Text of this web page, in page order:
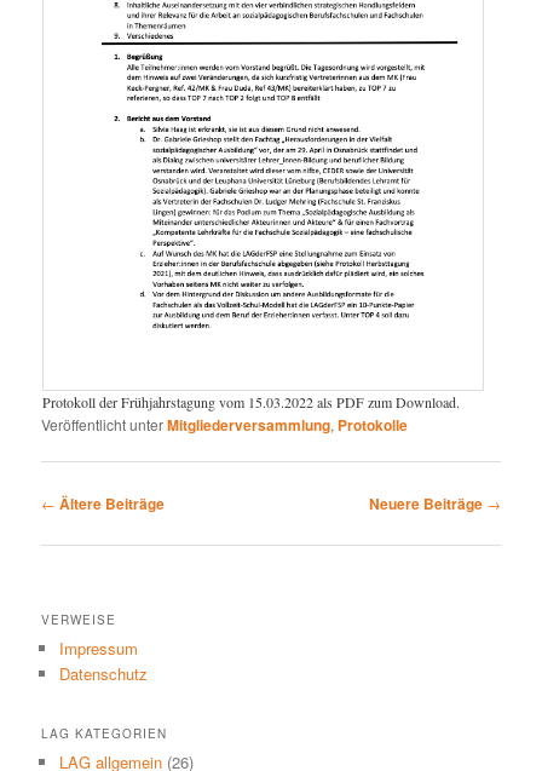
Protokoll der Frühjahrstagung vom 15.03.2022 als PDF zum Download.
Veröffentlicht unterMitgliederversammlung, Protokolle
Beitragsnavigation
← Ältere Beiträge Neuere Beiträge →
VERWEISE
Impressum
Datenschutz
LAG KATEGORIEN
LAG allgemein (26)